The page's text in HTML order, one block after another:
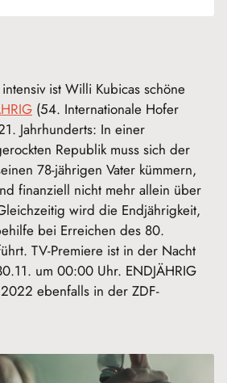
ist Willi Kubicas schöne
(54. Internationale Hofer
Jahrhunderts: In einer
Republik muss sich der
78-jährigen Vater kümmern,
finanziell nicht mehr allein über
wird die Endjährigkeit,
bei Erreichen des 80.
TV-Premiere ist in der Nacht
um 00:00 Uhr. ENDJÄHRIG
ebenfalls in der ZDF-